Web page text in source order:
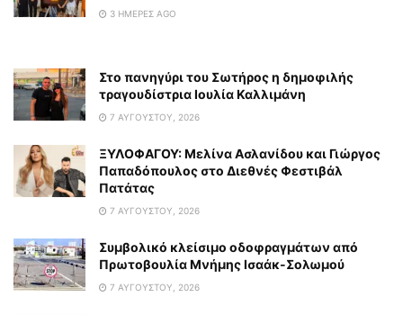
3 ΗΜΈΡΕΣ AGO
Στο πανηγύρι του Σωτήρος η δημοφιλής
τραγουδίστρια Ιουλία Καλλιμάνη
7 ΑΥΓΟΎΣΤΟΥ, 2026
ΞΥΛΟΦΑΓΟΥ: Μελίνα Ασλανίδου και Γιώργος
Παπαδόπουλος στο Διεθνές Φεστιβάλ
Πατάτας
7 ΑΥΓΟΎΣΤΟΥ, 2026
Συμβολικό κλείσιμο οδοφραγμάτων από
Πρωτοβουλία Μνήμης Ισαάκ-Σολωμού
7 ΑΥΓΟΎΣΤΟΥ, 2026